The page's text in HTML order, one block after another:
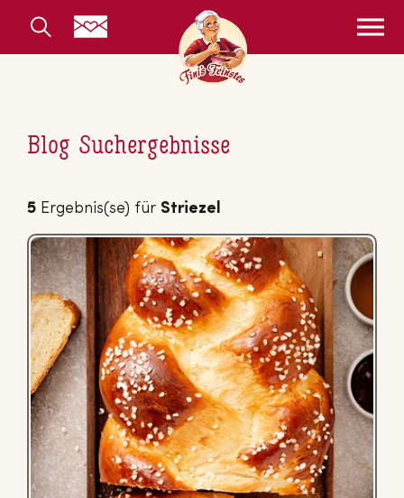
Blog Suchergebnisse
5 Ergebnis(se) für Striezel